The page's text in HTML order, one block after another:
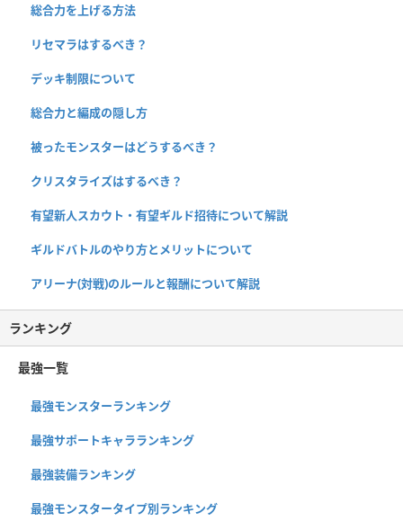
総合力を上げる方法
リセマラはするべき？
デッキ制限について
総合力と編成の隠し方
被ったモンスターはどうするべき？
クリスタライズはするべき？
有望新人スカウト・有望ギルド招待について解説
ギルドバトルのやり方とメリットについて
アリーナ(対戦)のルールと報酬について解説
ランキング
最強一覧
最強モンスターランキング
最強サポートキャラランキング
最強装備ランキング
最強モンスタータイプ別ランキング